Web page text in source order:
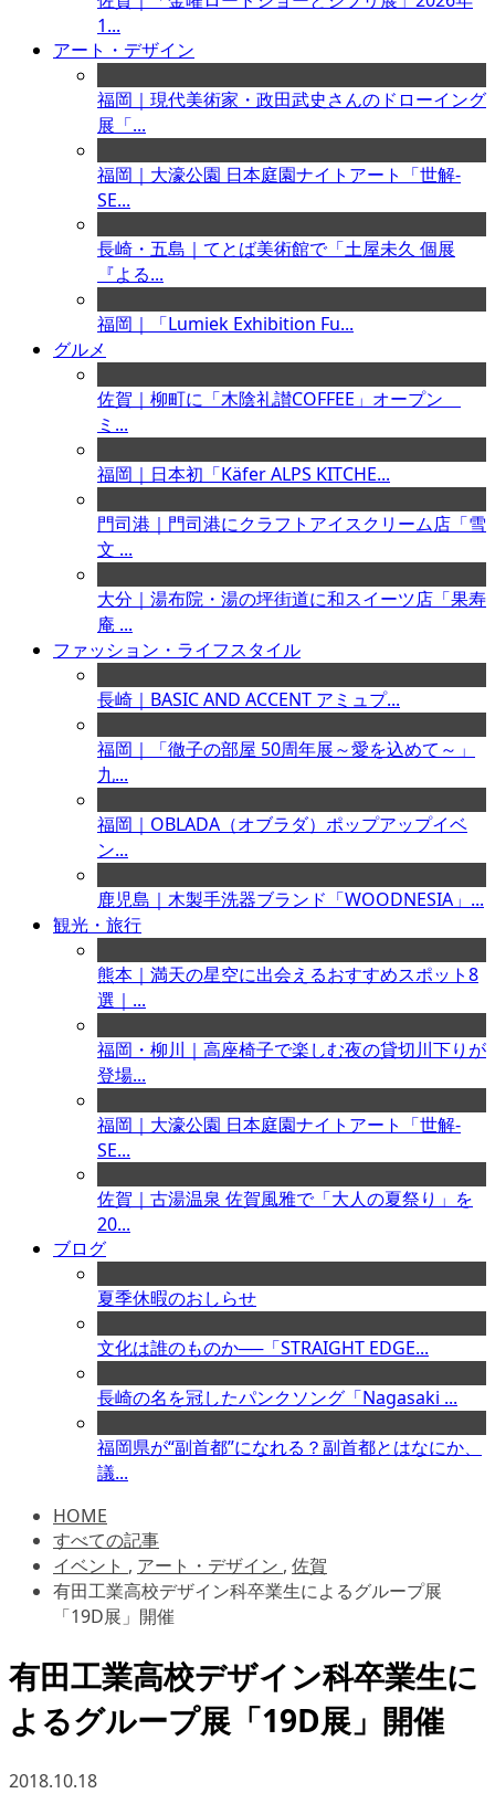
1...
アート・デザイン
福岡｜現代美術家・政田武史さんのドローイング
展「...
福岡｜大濠公園 日本庭園ナイトアート「世解-
SE...
長崎・五島｜てとば美術館で「土屋未久 個展
『よる...
福岡｜「Lumiek Exhibition Fu...
グルメ
佐賀｜柳町に「木陰礼讃COFFEE」オープン
ミ...
福岡｜日本初「Käfer ALPS KITCHE...
門司港｜門司港にクラフトアイスクリーム店「雪
文 ...
大分｜湯布院・湯の坪街道に和スイーツ店「果寿
庵 ...
ファッション・ライフスタイル
長崎｜BASIC AND ACCENT アミュプ...
福岡｜「徹子の部屋 50周年展～愛を込めて～」
九...
福岡｜OBLADA（オブラダ）ポップアップイベ
ン...
鹿児島｜木製手洗器ブランド「WOODNESIA」...
観光・旅行
熊本｜満天の星空に出会えるおすすめスポット8
選｜...
福岡・柳川｜高座椅子で楽しむ夜の貸切川下りが
登場...
福岡｜大濠公園 日本庭園ナイトアート「世解-
SE...
佐賀｜古湯温泉 佐賀風雅で「大人の夏祭り」を
20...
ブログ
夏季休暇のおしらせ
文化は誰のものか──「STRAIGHT EDGE...
長崎の名を冠したパンクソング「Nagasaki ...
福岡県が“副首都”になれる？副首都とはなにか、
議...
HOME
すべての記事
イベント , アート・デザイン , 佐賀
有田工業高校デザイン科卒業生によるグループ展
「19D展」開催
有田工業高校デザイン科卒業生に
よるグループ展「19D展」開催
2018.10.18